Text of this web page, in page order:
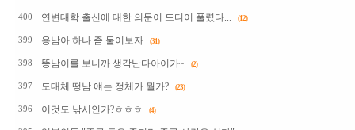
400 연변대학 출신에 대한 의문이 드디어 풀렸다... (12)
399 용남아 하나 좀 물어보자 (31)
398 똥남이를 보니까 생각난다아이가~ (2)
397 도대체 떵남 얘는 정체가 뭘가? (23)
396 이것도 낚시인가?ㅎㅎㅎ (4)